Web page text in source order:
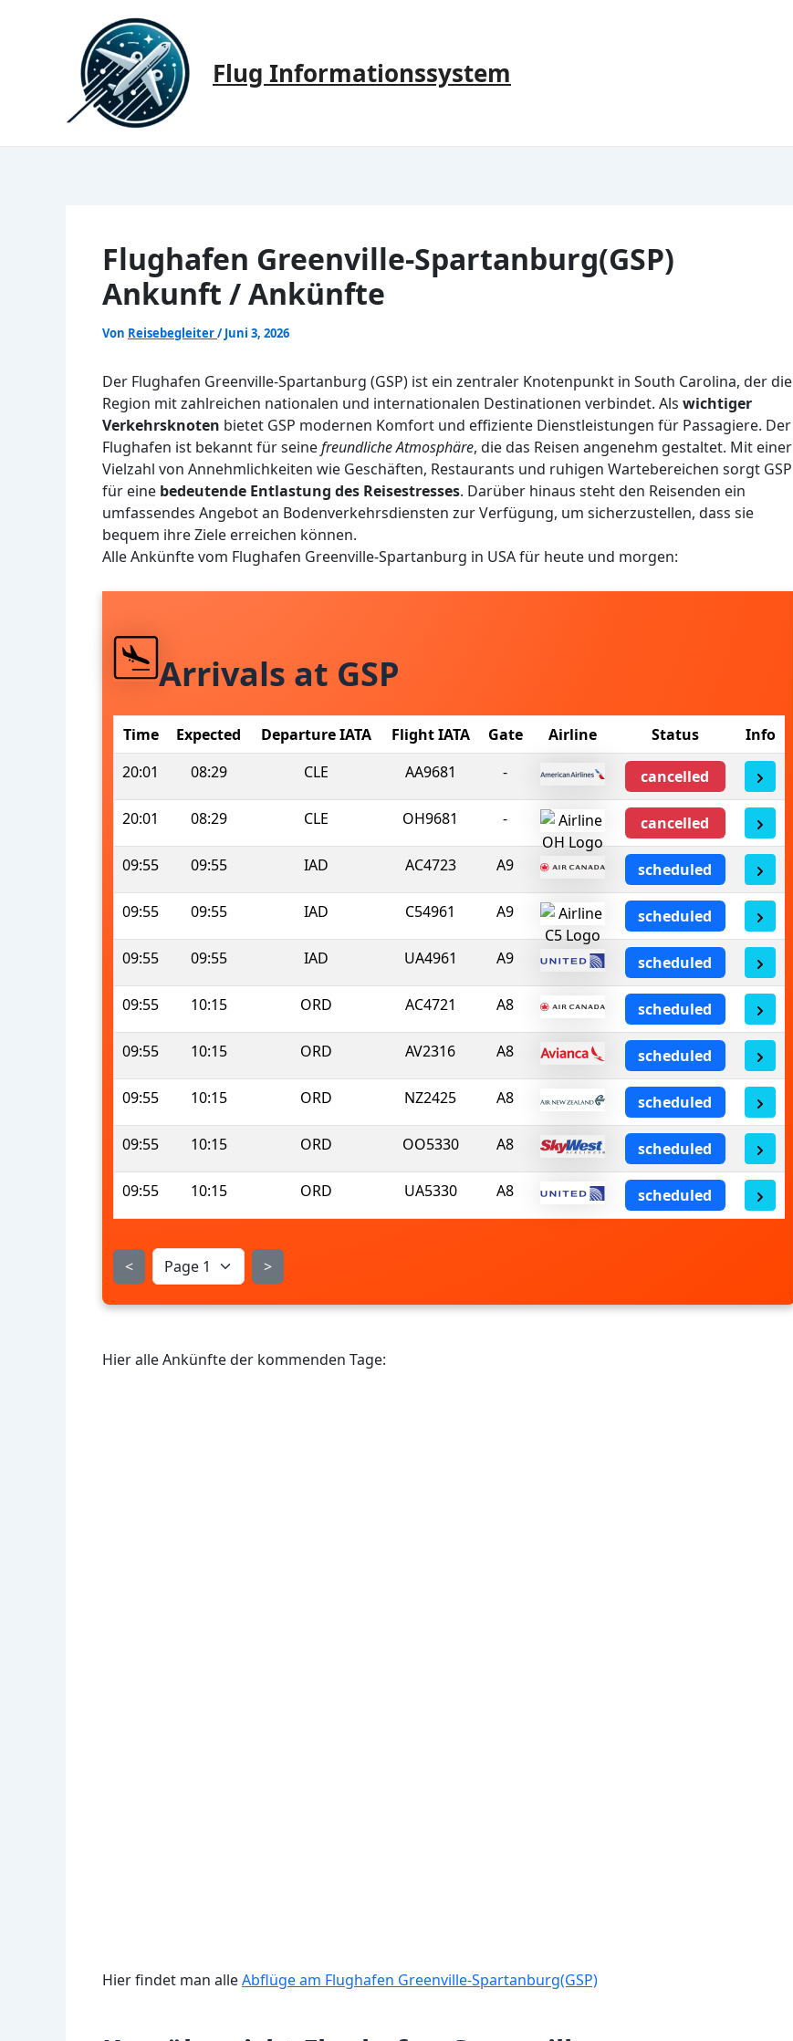
Flug Informationssystem
Flughafen Greenville-Spartanburg(GSP)
Ankunft / Ankünfte
Von Reisebegleiter/Juni 3, 2026
Der Flughafen Greenville-Spartanburg (GSP) ist ein zentraler Knotenpunkt in South Carolina, der die
Region mit zahlreichen nationalen und internationalen Destinationen verbindet. Als wichtiger
Verkehrsknoten bietet GSP modernen Komfort und effiziente Dienstleistungen für Passagiere. Der
Flughafen ist bekannt für seinefreundliche Atmosphäre, die das Reisen angenehm gestaltet. Mit einer
Vielzahl von Annehmlichkeiten wie Geschäften, Restaurants und ruhigen Wartebereichen sorgt GSP
für eine bedeutende Entlastung des Reisestresses. Darüber hinaus steht den Reisenden ein
umfassendes Angebot an Bodenverkehrsdiensten zur Verfügung, um sicherzustellen, dass sie
bequem ihre Ziele erreichen können.
Alle Ankünfte vom Flughafen Greenville-Spartanburg in USA für heute und morgen:
Arrivals at GSP
Time Expected Departure IATA Flight IATA Gate Airline Status
Info
20:01
08:29 CLE AA9681 - cancelled
20:01 08:29 CLE OH9681 - cancelled
09:55 09:55 IAD AC4723 A9 scheduled
09:55 09:55 IAD C54961 A9 scheduled
09:55 09:55 IAD UA4961 A9 scheduled
09:55 10:15 ORD AC4721 A8 scheduled
09:55 10:15 ORD AV2316 A8 scheduled
09:55 10:15 ORD NZ2425 A8 scheduled
09:55 10:15 ORD OO5330 A8 scheduled
09:55 10:15 ORD UA5330 A8 scheduled
< >
Hier alle Ankünfte der kommenden Tage:
Hier findet man alleAbflüge am Flughafen Greenville-Spartanburg(GSP)